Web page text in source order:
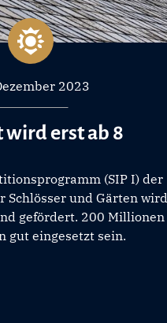
2023
wird erst ab 8
(SIP I) der
Schlösser und Gärten wird
gefördert. 200 Millionen
gut eingesetzt sein.